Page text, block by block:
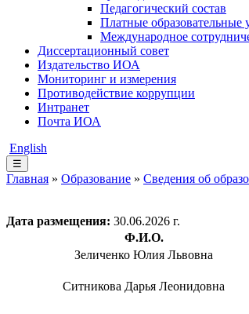
Педагогический состав
Платные образовательные
Международное
Диссертационный совет
Издательство ИОА
Мониторинг и измерения
Противодействие коррупции
Интранет
Почта ИОА
English
☰
Главная » Образование » Сведения об
Дата размещения: 30.06.2026 г.
Ф.И.О.
Зеличенко Юлия Львовна
Ситникова Дарья Леонидовна